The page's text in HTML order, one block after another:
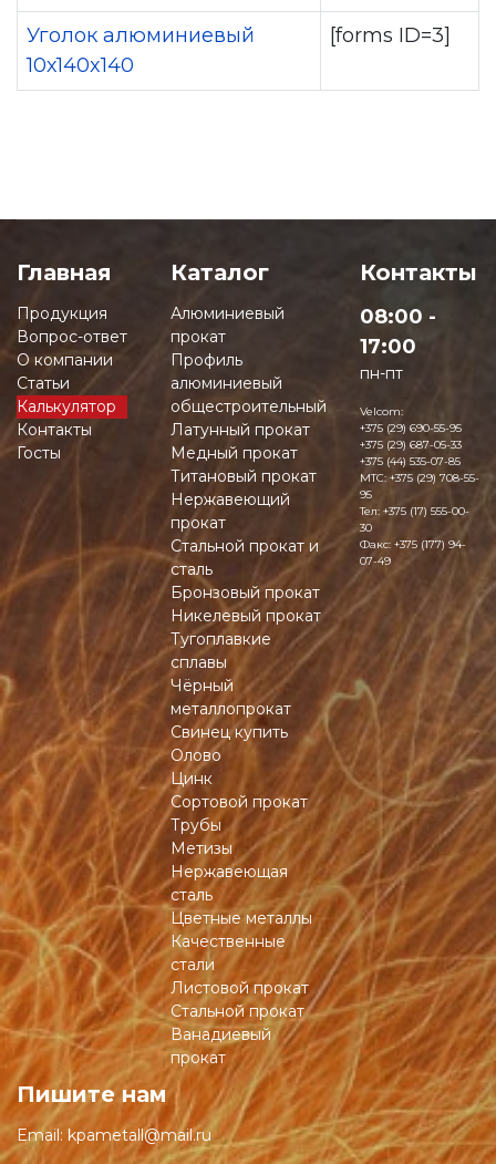
Уголок алюминиевый
10х140x140
[forms ID=3]
Главная
Продукция
Вопрос-ответ
О компании
Статьи
Калькулятор
Контакты
Госты
Каталог
Алюминиевый
прокат
Профиль
алюминиевый
общестроительный
Латунный прокат
Медный прокат
Титановый прокат
Нержавеющий
прокат
Стальной прокат и
сталь
Бронзовый прокат
Никелевый прокат
Тугоплавкие
сплавы
Чёрный
металлопрокат
Свинец купить
Олово
Цинк
Сортовой прокат
Трубы
Метизы
Нержавеющая
сталь
Цветные металлы
Качественные
стали
Листовой прокат
Стальной прокат
Ванадиевый
прокат
Контакты
08:00 -
17:00
пн-пт
Velcom:
+375 (29) 690-55-95
+375 (29) 687-05-33
+375 (44) 535-07-85
MTC:+375 (29) 708-55-
95
Тел: +375 (17) 555-00-
30
Факс: +375 (177) 94-
07-49
Пишите нам
Email: kpametall@mail.ru